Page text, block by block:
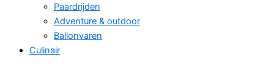
Paardrijden
Adventure & outdoor
Ballonvaren
Culinair